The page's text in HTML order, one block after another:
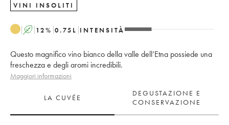
VINI INSOLITI
A 12% 0.75 L INTENSITÀ
Questo magnifico vino bianco della valle dell’Etna possiede una
freschezza e degli aromi incredibili.
Maggiori informazioni
LA CUVÉE
DEGUSTAZIONE E
CONSERVAZIONE